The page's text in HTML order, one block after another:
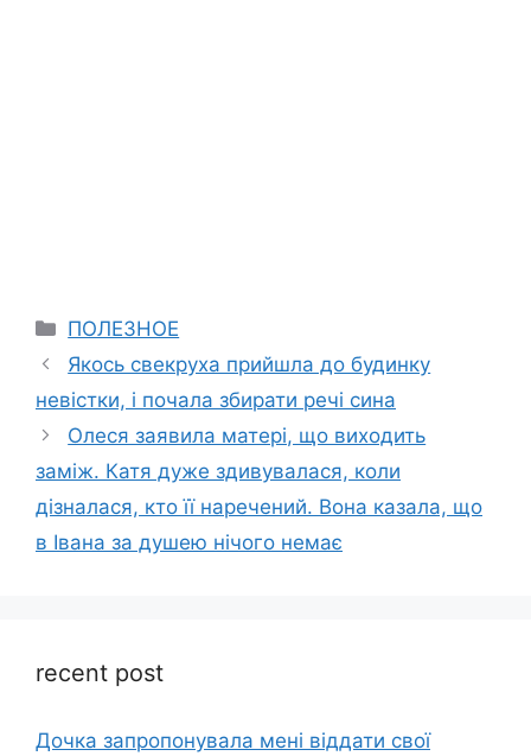
Categories
ПОЛЕЗНОЕ
Якось свекруха прийшла до будинку
невістки, і почала збирати речі сина
Олеся заявила матері, що виходить
заміж. Катя дуже здивувалася, коли
дізналася, кто її наречений. Вона казала, що
в Івана за душею нічого немає
recent post
Дочка запpопонувала мені віддати свої